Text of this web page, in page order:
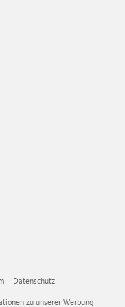
Datenschutz
zu unserer Werbung